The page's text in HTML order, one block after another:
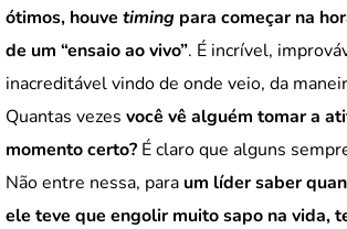
ótimos, houve timing para começar na
de um “ensaio ao vivo”. É incrível,
inacreditável vindo de onde veio, da
Quantas vezes você vê alguém tomar a
momento certo? É claro que alguns
Não entre nessa, para um líder saber
ele teve que engolir muito sapo na vida,